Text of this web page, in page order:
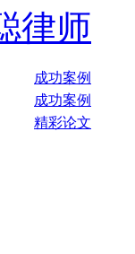
律师
成功案例
成功案例
精彩论文